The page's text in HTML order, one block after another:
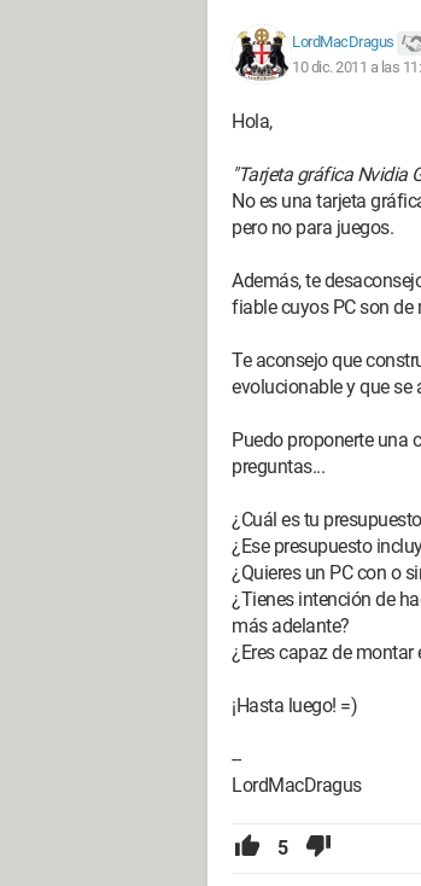
LordMacDragus
10 dic. 2011 a las
Hola,
"Tarjeta gráfica Nvidia
No es una tarjeta
pero no para juegos.
Además, te
fiable cuyos PC son
Te aconsejo que
evolucionable y que se
Puedo proponerte una
preguntas...
¿Cuál es tu
¿Ese presupuesto
¿Quieres un PC con o
¿Tienes intención de
más adelante?
¿Eres capaz de
¡Hasta luego! =)
--
LordMacDragus
5